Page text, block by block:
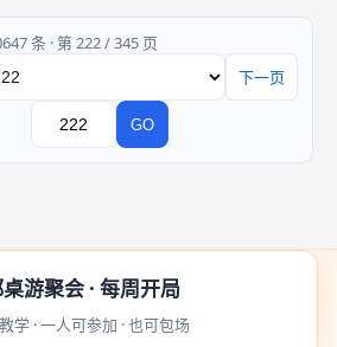
条 · 第 222 / 345 页
下一页
GO
游聚会 · 每周开局
学 · 一人可参加 · 也可包场